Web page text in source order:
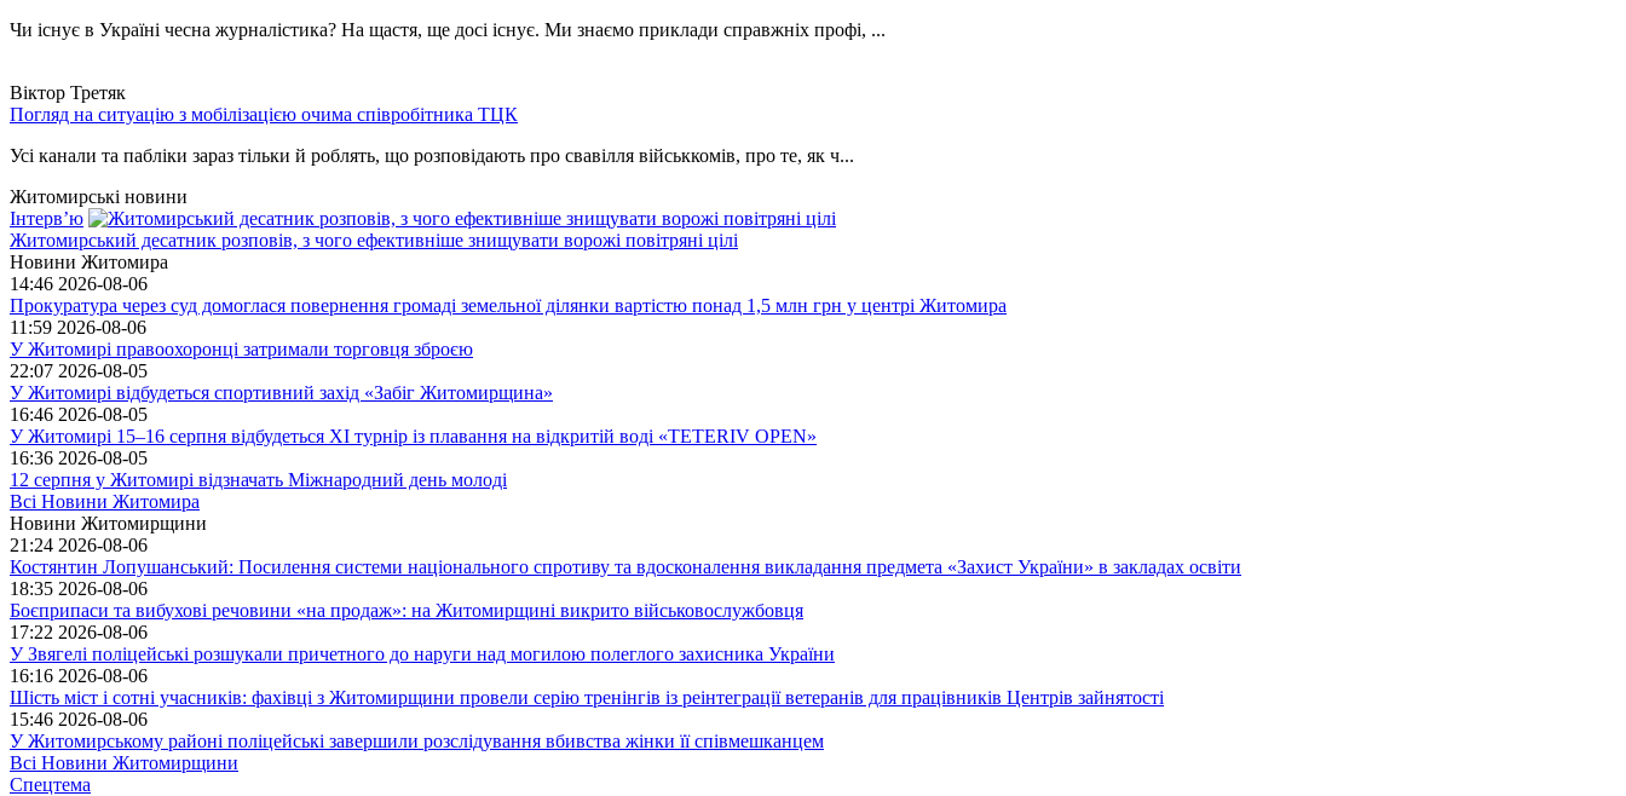
Чи існує в Україні чесна журналістика? На щастя, ще досі існує. Ми знаємо приклади справжніх профі, ...
Віктор Третяк
Погляд на ситуацію з мобілізацією очима співробітника ТЦК
Усі канали та пабліки зараз тільки й роблять, що розповідають про свавілля військкомів, про те, як ч...
Житомирські новини
Інтерв’ю
Житомирський десатник розповів, з чого ефективніше знищувати ворожі повітряні цілі
Новини Житомира
14:46 2026-08-06
Прокуратура через суд домоглася повернення громаді земельної ділянки вартістю понад 1,5 млн грн у центрі Житомира
11:59 2026-08-06
У Житомирі правоохоронці затримали торговця зброєю
22:07 2026-08-05
У Житомирі відбудеться спортивний захід «Забіг Житомирщина»
16:46 2026-08-05
У Житомирі 15–16 серпня відбудеться XI турнір із плавання на відкритій воді «TETERIV OPEN»
16:36 2026-08-05
12 серпня у Житомирі відзначать Міжнародний день молоді
Всі Новини Житомира
Новини Житомирщини
21:24 2026-08-06
Костянтин Лопушанський: Посилення системи національного спротиву та вдосконалення викладання предмета «Захист України» в закладах освіти
18:35 2026-08-06
Боєприпаси та вибухові речовини «на продаж»: на Житомирщині викрито військовослужбовця
17:22 2026-08-06
У Звягелі поліцейські розшукали причетного до наруги над могилою полеглого захисника України
16:16 2026-08-06
Шість міст і сотні учасників: фахівці з Житомирщини провели серію тренінгів із реінтеграції ветеранів для працівників Центрів зайнятості
15:46 2026-08-06
У Житомирському районі поліцейські завершили розслідування вбивства жінки її співмешканцем
Всі Новини Житомирщини
Спецтема